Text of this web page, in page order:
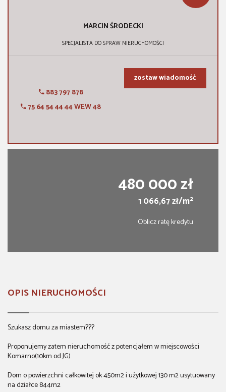
MARCINŚRODECKI
SPECJALISTA DO SPRAW NIERUCHOMOŚCI
883 797 878
75 64 54 44 44 WEW 48
zostaw wiadomość
480 000 zł
1 066,67 zł/m2
Oblicz ratę kredytu
OPIS NIERUCHOMOŚCI
Szukasz domu za miastem???
Proponujemy zatem nieruchomość z potencjałem w miejscowości
Komarno(10km od JG)
Dom o powierzchni całkowitej ok 450m2 i użytkowej 130 m2 usytuowany
na działce 844m2